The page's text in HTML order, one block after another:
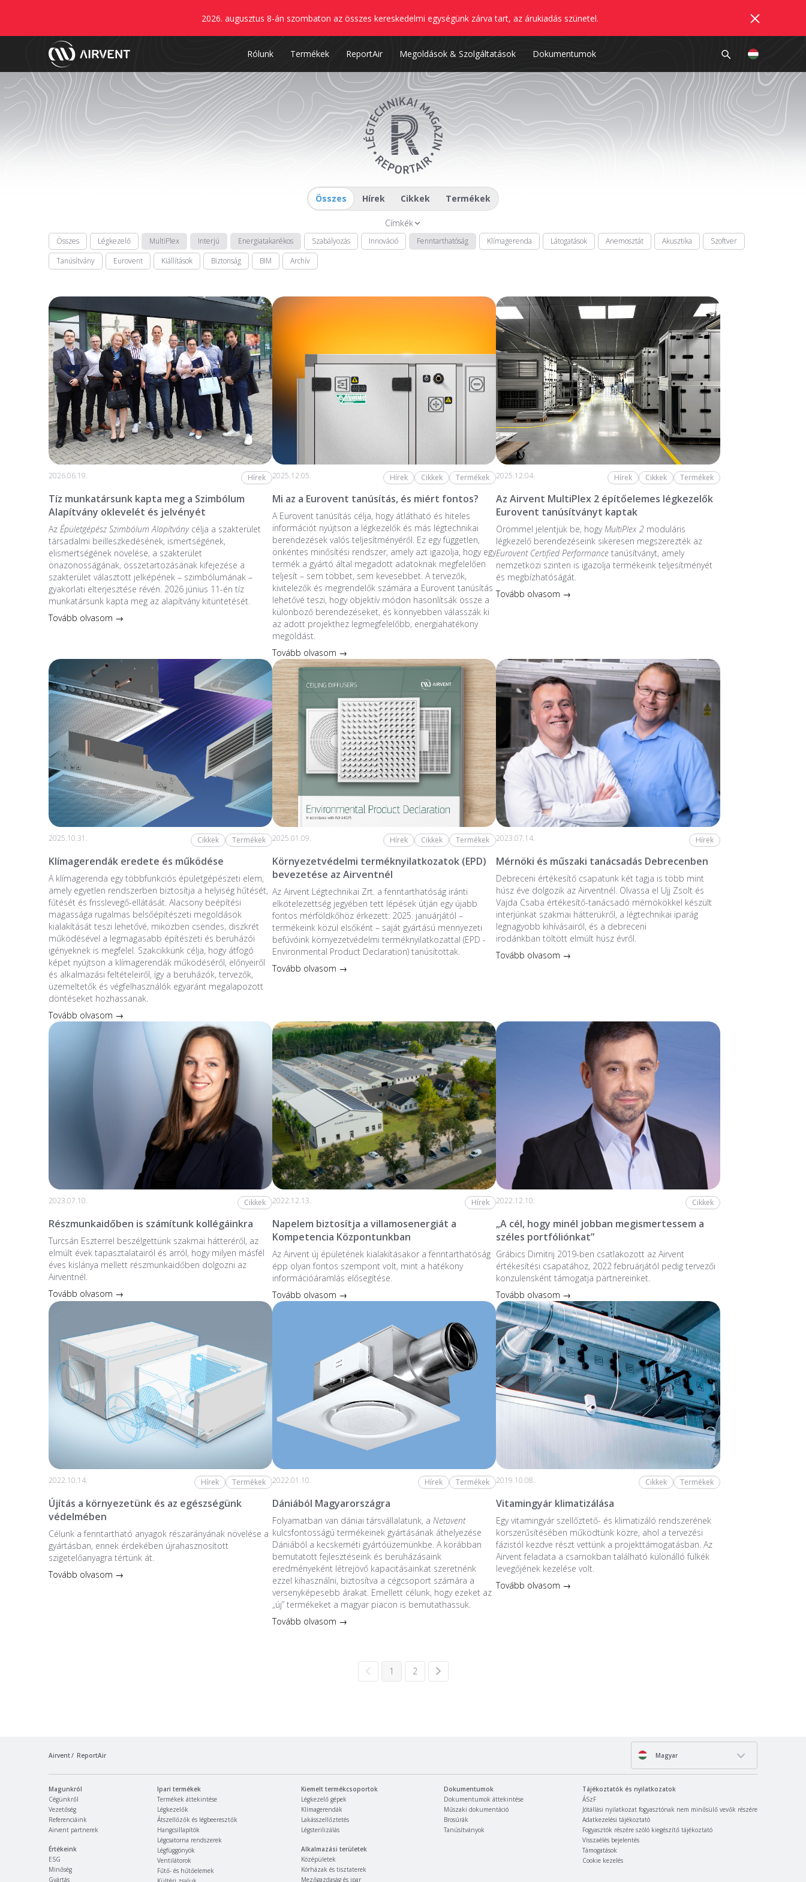
2026. augusztus 8-án szombaton az összes kereskedelmi egységünk zárva tart, az árukiadás szünetel.
Rólunk Termékek ReportAir Megoldások & Szolgáltatások Dokumentumok
Összes Hírek Cikkek Termékek
Címkék
Összes Légkezelő MultiPlex Interjú Energiatakarékos Szabályozás Innováció Fenntarthatóság Klímagerenda Látogatások Anemosztát Akusztika
Szoftver
Tanúsítvány
Eurovent Kiállítások Biztonság BIM Archív
2026.06.19. Hírek
Tíz munkatársunk kapta meg a Szimbólum
Alapítvány oklevelét és jelvényét
Az Épületgépész Szimbólum Alapítványcélja a szakterület
társadalmi beilleszkedésének, ismertségének,
elismertségének növelése, a szakterület
önazonosságának, összetartozásának kifejezése a
szakterület választott jelképének – szimbólumának –
gyakorlati elterjesztése révén. 2026 június 11-én tíz
munkatársunk kapta meg az alapítvány kitüntetését.
Tovább olvasom →
2025.12.05. Hírek Cikkek Termékek
Mi az a Eurovent tanúsítás, és miért fontos?
A Eurovent tanúsítás célja, hogy átlátható és hiteles
információt nyújtson a légkezelők és más légtechnikai
berendezések valós teljesítményéről. Ez egy független,
önkéntes minősítési rendszer, amely azt igazolja, hogy egy
termék a gyártó által megadott adatoknak megfelelően
teljesít – sem többet, sem kevesebbet. A tervezők,
kivitelezők és megrendelők számára a Eurovent tanúsítás
lehetővé teszi, hogy objektív módon hasonlítsák össze a
különböző berendezéseket, és könnyebben válasszák ki
az adott projekthez legmegfelelőbb, energiahatékony
megoldást.
Tovább olvasom →
2025.12.04. Hírek Cikkek Termékek
Az Airvent MultiPlex 2 építőelemes légkezelők
Eurovent tanúsítványt kaptak
Örömmel jelentjük be, hogyMultiPlex 2 moduláris
légkezelő berendezéseink sikeresen megszerezték az
Eurovent Certified Performance tanúsítványt, amely
nemzetközi szinten is igazolja termékeink teljesítményét
és megbízhatóságát.
Tovább olvasom →
2025.10.31. Cikkek Termékek
Klímagerendák eredete és működése
A klímagerenda egy többfunkciós épületgépészeti elem,
amely egyetlen rendszerben biztosítja a helyiség hűtését,
fűtését és frisslevegő-ellátását. Alacsony beépítési
magassága rugalmas belsőépítészeti megoldások
kialakítását teszi lehetővé, miközben csendes, diszkrét
működésével a legmagasabb építészeti és beruházói
igényeknek is megfelel. Szakcikkünk célja, hogy átfogó
képet nyújtson a klímagerendák működéséről, előnyeiről
és alkalmazási feltételeiről, így a beruházók, tervezők,
üzemeltetők és végfelhasználók egyaránt megalapozott
döntéseket hozhassanak.
Tovább olvasom →
2025.01.09. Hírek Cikkek Termékek
Környezetvédelmi terméknyilatkozatok (EPD)
bevezetése az Airventnél
Az Airvent Légtechnikai Zrt. a fenntarthatóság iránti
elkötelezettség jegyében tett lépések útján egy újabb
fontos mérföldkőhöz érkezett: 2025. januárjától –
termékeink közül elsőként – saját gyártású mennyezeti
befúvóink környezetvédelmi terméknyilatkozattal (EPD -
Environmental Product Declaration) tanúsítottak.
Tovább olvasom →
2023.07.14. Hírek
Mérnöki és műszaki tanácsadás Debrecenben
Debreceni értékesítő csapatunk két tagja is több mint
húsz éve dolgozik az Airventnél. Olvassa el Ujj Zsolt és
Vajda Csaba értékesítő-tanácsadó mérnökökkel készült
interjúnkat szakmai hátterükről, a légtechnikai iparág
legnagyobb kihívásairól, és a debreceni
irodánkban töltött elmúlt húsz évről.
Tovább olvasom →
2023.07.10. Cikkek
Részmunkaidőben is számítunk kollégáinkra
Turcsán Eszterrel beszélgettünk szakmai hátteréről, az
elmúlt évek tapasztalatairól és arról, hogy milyen másfél
éves kislánya mellett részmunkaidőben dolgozni az
Airventnél.
Tovább olvasom →
2022.12.13. Hírek
Napelem biztosítja a villamosenergiát a
Kompetencia Központunkban
Az Airvent új épületének kialakításakor a fenntarthatóság
épp olyan fontos szempont volt, mint a hatékony
információáramlás elősegítése.
Tovább olvasom →
2022.12.10. Cikkek
„A cél, hogy minél jobban megismertessem a
széles portfóliónkat”
Grábics Dimitrij 2019-ben csatlakozott az Airvent
értékesítési csapatához, 2022 februárjától pedig tervezői
konzulensként támogatja partnereinket.
Tovább olvasom →
2022.10.14. Hírek Termékek
Újítás a környezetünk és az egészségünk
védelmében
Célunk a fenntartható anyagok részarányának növelése a
gyártásban, ennek érdekében újrahasznosított
szigetelőanyagra tértünk át.
Tovább olvasom →
2022.01.10. Hírek Termékek
Dániából Magyarországra
Folyamatban van dániai társvállalatunk, a Netavent
kulcsfontosságú termékeinek gyártásának áthelyezése
Dániából a kecskeméti gyártóüzemünkbe. A korábban
bemutatott fejlesztéseink és beruházásaink
eredményeként létrejövő kapacitásainkat szeretnénk
ezzel kihasználni, biztosítva a cégcsoport számára a
versenyképesebb árakat. Emellett célunk, hogy ezeket az
„új” termékeket a magyar piacon is bemutathassuk.
Tovább olvasom →
2019.10.08. Cikkek Termékek
Vitamingyár klimatizálása
Egy vitamingyár szellőztető- és klimatizáló rendszerének
korszerűsítésében működtünk közre, ahol a tervezési
fázistól kezdve részt vettünk a projekttámogatásban. Az
Airvent feladata a csarnokban található különálló fülkék
levegőjének kezelése volt.
Tovább olvasom →
1 2
Airvent ReportAir Magyar
Magunkról
Cégünkről
Vezetőség
Referenciáink
Airvent partnerek
Értékeink
ESG
Minőség
Gyártás
Ipari termékek
Termékek áttekintése
Légkezelők
Átszellőzők és légbeeresztők
Hangcsillapítók
Légcsatorna rendszerek
Légfüggönyök
Ventilátorok
Fűtő- és hűtőelemek
Kiemelt termékcsoportok
Légkezelő gépek
Klímagerendák
Lakásszellőztetés
Légsterilizálás
Alkalmazási területek
Középületek
Kórházak és tisztaterek
Mezőgazdaság és ipar
Dokumentumok
Dokumentumok áttekintése
Műszaki dokumentáció
Brosúrák
Tanúsítványok
Tájékoztatók és nyilatkozatok
ÁSzF
Jótállási nyilatkozat fogyasztónak nem minősülő vevők részére
Adatkezelési tájékoztató
Fogyasztók részére szóló kiegészítő tájékoztató
Visszaélés bejelentés
Támogatások
Cookie kezelés